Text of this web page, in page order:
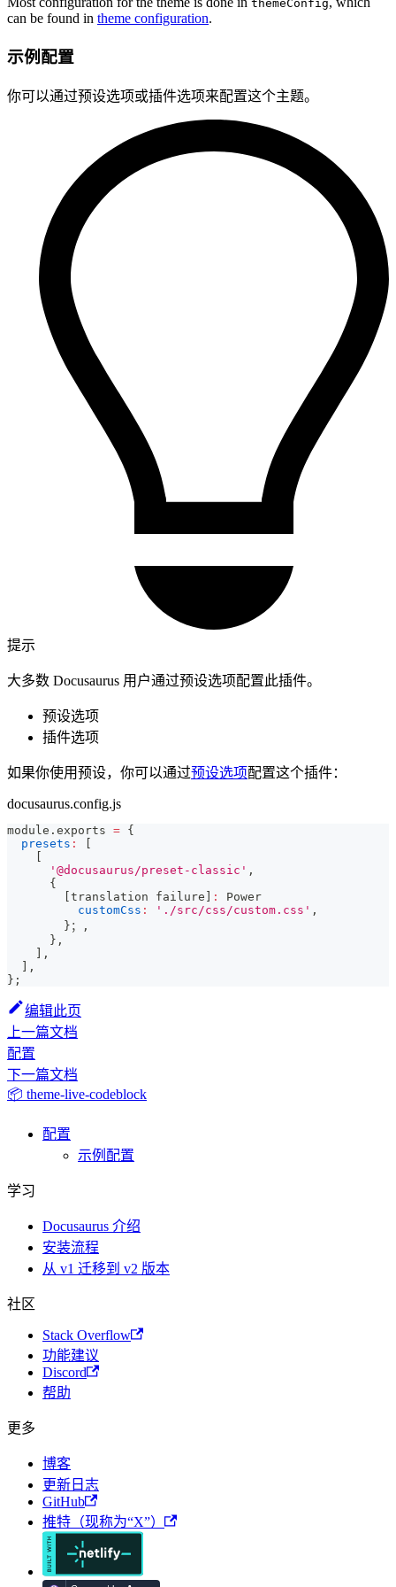
themeConfig
can be found in theme configuration.
示例配置
你可以通过预设选项或插件选项来配置这个主题。
提示
大多数 Docusaurus 用户通过预设选项配置此插件。
预设选项
插件选项
如果你使用预设，你可以通过预设选项配置这个插件：
docusaurus.config.js
module . exports = {
presets :
'@docusaurus/preset-classic' ,
{
translation failure :
Power
customCss : './src/css/custom.css' ,
} ；
,
} ,
,
,
} ;
编辑此页
上一篇文档
配置
下一篇文档
📦 theme-live-codeblock
配置
示例配置
学习
Docusaurus 介绍
安装流程
从 v1 迁移到 v2 版本
社区
Stack Overflow
功能建议
Discord
帮助
更多
博客
更新日志
GitHub
推特（现称为“X”）